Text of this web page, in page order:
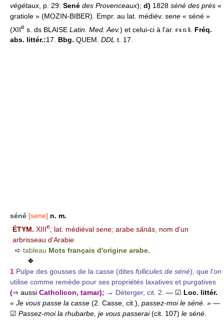
végétaux , p. 29: Sené des Provenceaux); d) 1828 séné des prés «
gratiole » (MOZIN-BIBER). Empr. au lat. médiév. sene « séné »
(XIIe s. ds BLAISE Latin. Med. Aev.) et celui-ci à l'ar.
Fréq.
abs. littér.:17. Bbg. QUEM. DDL t. 17.
séné [sene] n. m.
ÉTYM. XIIIe; lat. médiéval sene; arabe sǎnās, nom d'un
arbrisseau d'Arabie.
➪ tableau Mots français d'origine arabe.
❖
1 Pulpe des gousses de la casse (dites follicules de séné), que l'on
utilise comme remède pour ses propriétés laxatives et purgatives
(⇒ aussi Catholicon, tamar); → Déterger, cit. 2. — ☑ Loc. littér.
« Je vous passe la casse (2. Casse, cit.), passez-moi le séné. » —
☑ Passez-moi la rhubarbe, je vous passerai(cit. 107) le séné.